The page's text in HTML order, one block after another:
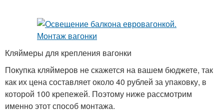
Фонарь на балконе Балкон в стрижах
Кляймеры для крепления вагонки
Покупка кляймеров не скажется на вашем бюджете, так
как их цена составляет около 40 рублей за упаковку, в
которой 100 крепежей. Поэтому ниже рассмотрим
именно этот способ монтажа.